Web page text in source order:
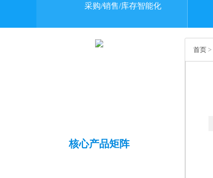
采购/销售/库存智能化
核心产品矩阵
首页 >